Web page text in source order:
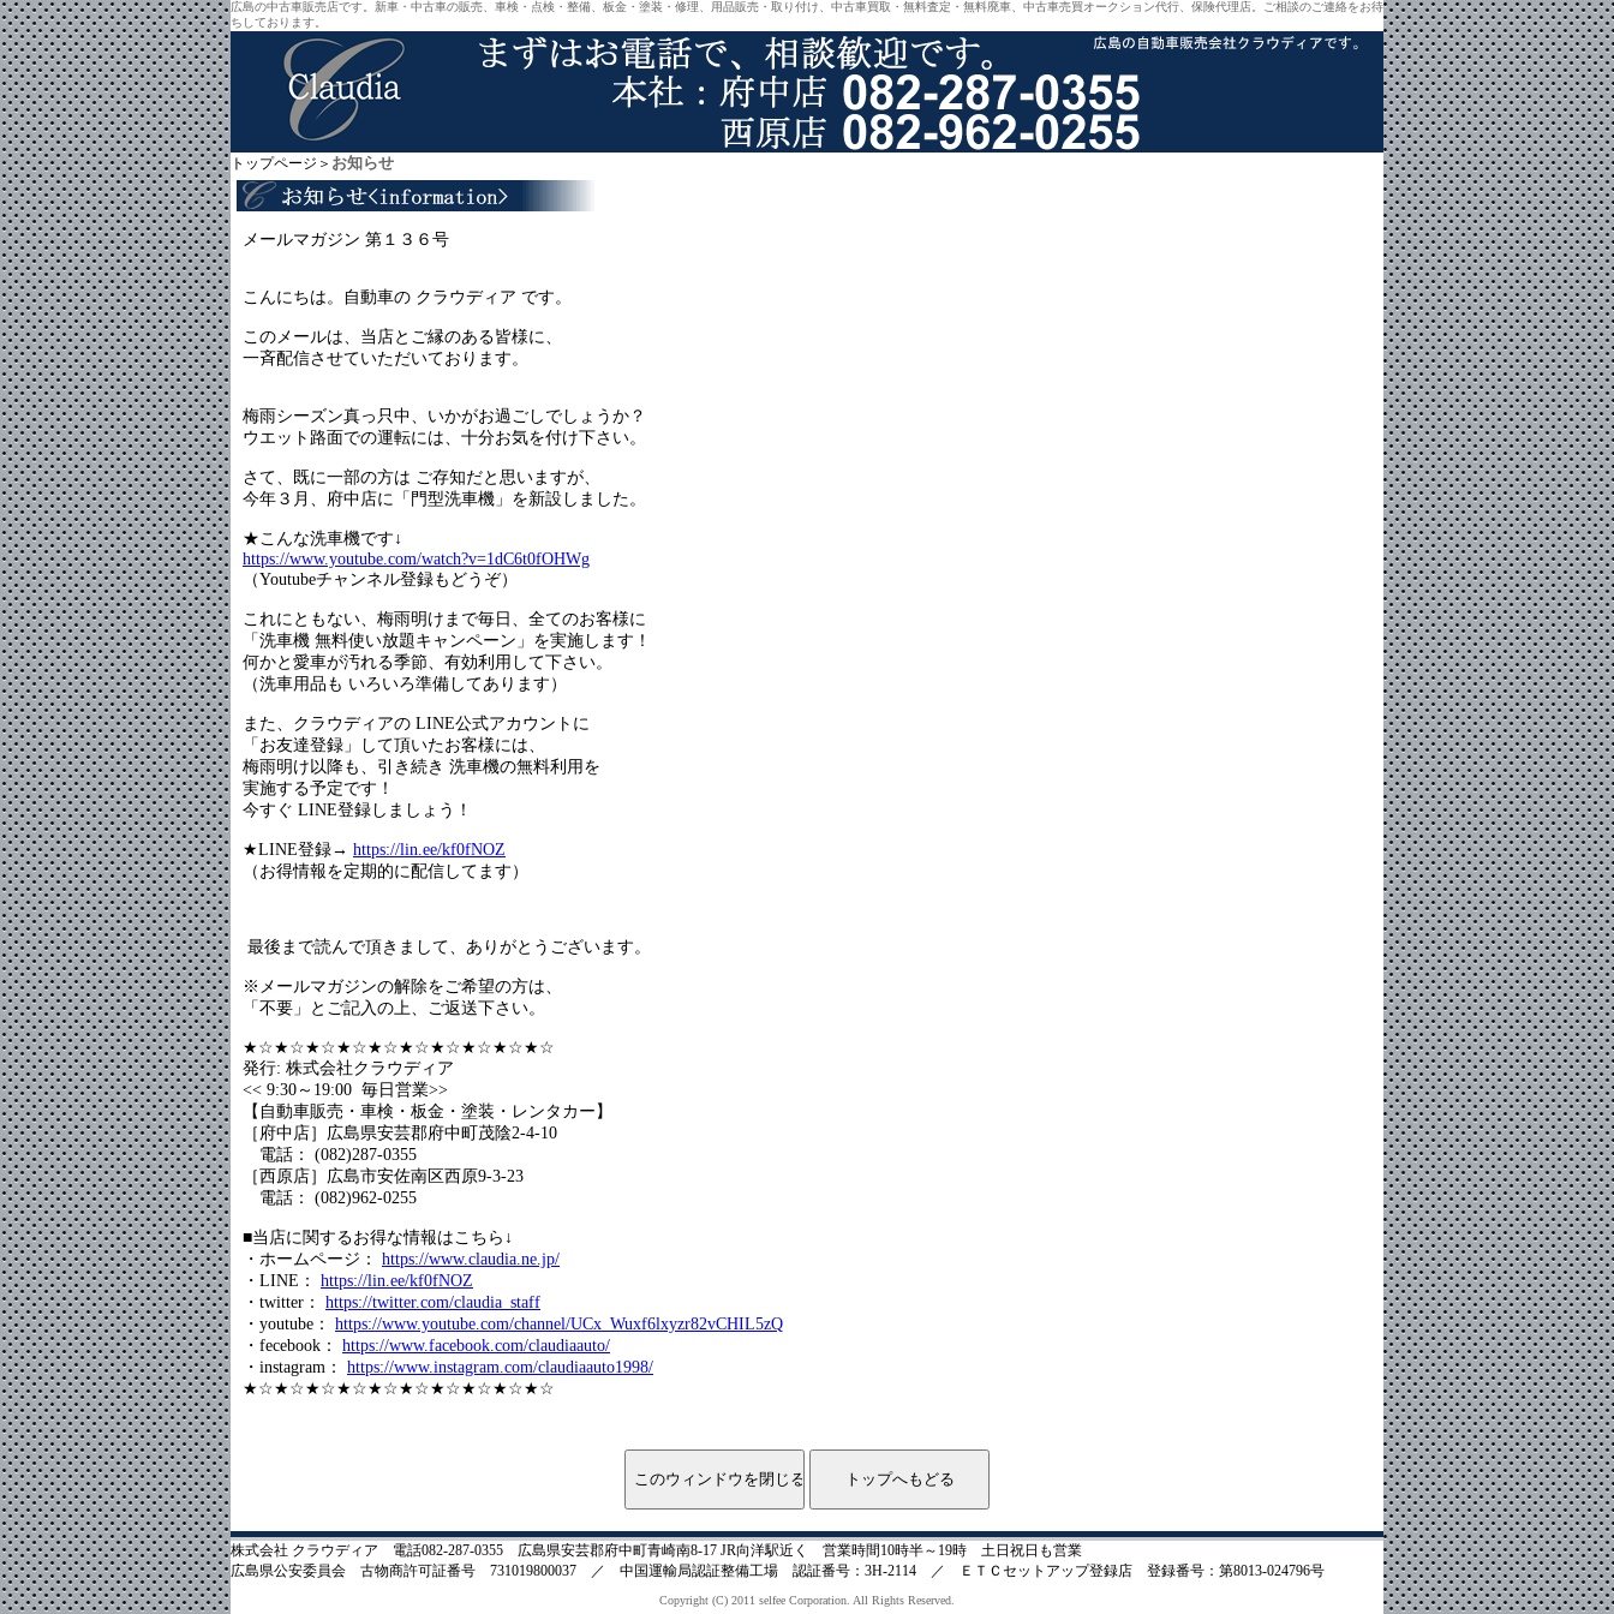
広島の中古車販売店です。新車・中古車の販売、車検・点検・整備、板金・塗装・修理、用品販売・取り付け、中古車買取・無料査定・無料廃車、中古車売買オークション代行、保険代理店。ご相談のご連絡をお待
ちしております。
トップページ＞ お知らせ
メールマガジン 第１３６号
こんにちは。自動車の クラウディア です。
このメールは、当店とご縁のある皆様に、
一斉配信させていただいております。
梅雨シーズン真っ只中、いかがお過ごしでしょうか？
ウエット路面での運転には、十分お気を付け下さい。
さて、既に一部の方は ご存知だと思いますが、
今年３月、府中店に「門型洗車機」を新設しました。
★こんな洗車機です↓
https://www.youtube.com/watch?v=1dC6t0fOHWg
（Youtubeチャンネル登録もどうぞ）
これにともない、梅雨明けまで毎日、全てのお客様に
「洗車機 無料使い放題キャンペーン」を実施します！
何かと愛車が汚れる季節、有効利用して下さい。
（洗車用品も いろいろ準備してあります）
また、クラウディアの LINE公式アカウントに
「お友達登録」して頂いたお客様には、
梅雨明け以降も、引き続き 洗車機の無料利用を
実施する予定です！
今すぐ LINE登録しましょう！
★LINE登録→ https://lin.ee/kf0fNOZ
（お得情報を定期的に配信してます）
最後まで読んで頂きまして、ありがとうございます。
※メールマガジンの解除をご希望の方は、
「不要」とご記入の上、ご返送下さい。
★☆★☆★☆★☆★☆★☆★☆★☆★☆★☆
発行: 株式会社クラウディア
<< 9:30～19:00 毎日営業>>
【自動車販売・車検・板金・塗装・レンタカー】
［府中店］広島県安芸郡府中町茂陰2-4-10
電話： (082)287-0355
［西原店］広島市安佐南区西原9-3-23
電話： (082)962-0255
■当店に関するお得な情報はこちら↓
・ホームページ： https://www.claudia.ne.jp/
・LINE： https://lin.ee/kf0fNOZ
・twitter： https://twitter.com/claudia_staff
・youtube： https://www.youtube.com/channel/UCx_Wuxf6lxyzr82vCHIL5zQ
・fecebook： https://www.facebook.com/claudiaauto/
・instagram： https://www.instagram.com/claudiaauto1998/
★☆★☆★☆★☆★☆★☆★☆★☆★☆★☆
株式会社 クラウディア 電話082-287-0355 広島県安芸郡府中町青崎南8-17 JR向洋駅近く 営業時間10時半～19時 土日祝日も営業
広島県公安委員会 古物商許可証番号 731019800037 ／ 中国運輸局認証整備工場 認証番号：3H-2114 ／ ＥＴＣセットアップ登録店 登録番号：第8013-024796号
Copyright (C) 2011 selfee Corporation. All Rights Reserved.